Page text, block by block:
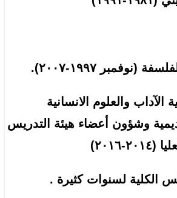
١٩٩٧-٢٠٠٧).
الآداب والعلوم الانسانية
وشؤون أعضاء هيئة التدريس
٢٠١٦)
الكلية لسنوات كثيرة .